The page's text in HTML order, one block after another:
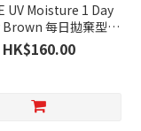
UV Moisture 1 Day
每日拋棄型有
隱形眼鏡｜每盒10片
HK$160.00